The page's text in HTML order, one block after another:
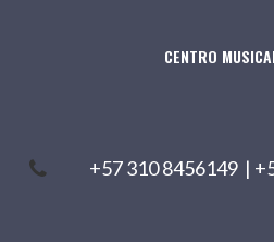
CENTRO
+57 310 8456149 |